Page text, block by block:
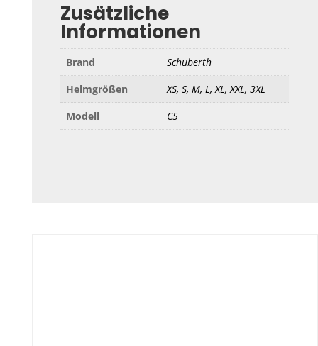
Zusätzliche
Informationen
Brand
Schuberth
Helmgrößen
XS, S, M, L, XL, XXL, 3XL
Modell
C5